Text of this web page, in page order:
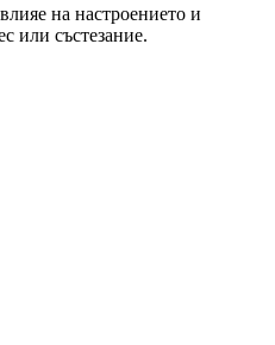
на настроението и
или състезание.